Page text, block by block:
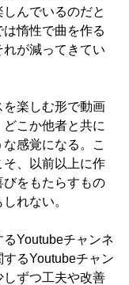
んでいるのだと
惰性で曲を作る
が減ってきてい
楽しむ形で動画
こか他者と共に
感覚になる。こ
、以前以上に作
をもたらすもの
れない。
Youtubeチャンネ
るYoutubeチャン
ずつ工夫や改善